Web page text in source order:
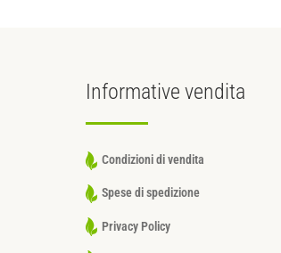
Informative vendita
Condizioni di vendita
Spese di spedizione
Privacy Policy